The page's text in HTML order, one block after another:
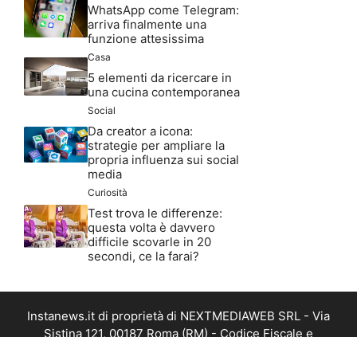
WhatsApp come Telegram:
arriva finalmente una
funzione attesissima
Casa
5 elementi da ricercare in
una cucina contemporanea
Social
Da creator a icona:
strategie per ampliare la
propria influenza sui social
media
Curiosità
Test trova le differenze:
questa volta è davvero
difficile scovarle in 20
secondi, ce la farai?
Instanews.it di proprietà di NEXTMEDIAWEB SRL - Via
Sistina 121, 00187 Roma (RM) - Codice Fiscale e